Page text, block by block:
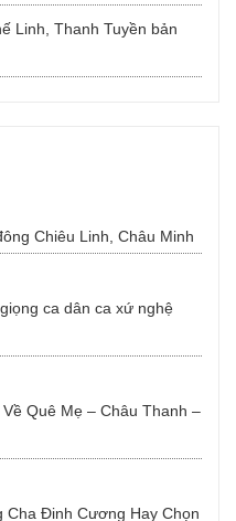
Linh, Thanh Tuyền bản
Chiêu Linh, Châu Minh
ca dân ca xứ nghệ
Quê Mẹ – Châu Thanh –
Cha Đinh Cương Hay Chọn